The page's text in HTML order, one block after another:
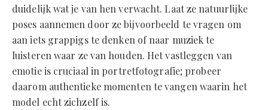
duidelijk wat je van hen verwacht. Laat ze natuurlijke
poses aannemen door ze bijvoorbeeld te vragen om
aan iets grappigs te denken of naar muziek te
luisteren waar ze van houden. Het vastleggen van
emotie is cruciaal in portretfotografie; probeer
daarom authentieke momenten te vangen waarin het
model echt zichzelf is.